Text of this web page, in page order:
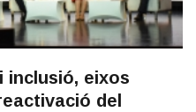
inclusió, eixos
del